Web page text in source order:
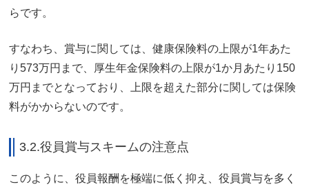
らです。
すなわち、賞与に関しては、健康保険料の上限が1年あた
り573万円まで、厚生年金保険料の上限が1か月あたり150
万円までとなっており、上限を超えた部分に関しては保険
料がかからないのです。
3.2.役員賞与スキームの注意点
このように、役員報酬を極端に低く抑え、役員賞与を多く